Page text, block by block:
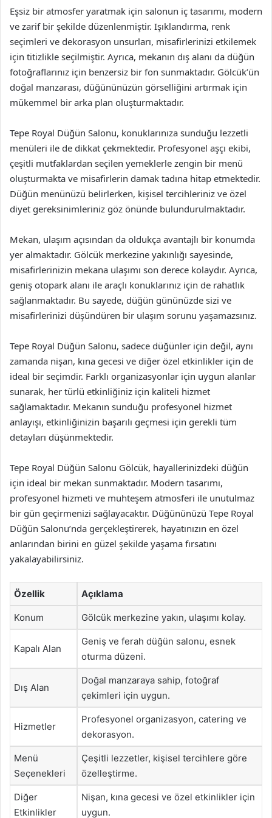
Eşsiz bir atmosfer yaratmak için salonun iç tasarımı, modern
ve zarif bir şekilde düzenlenmiştir. Işıklandırma, renk
seçimleri ve dekorasyon unsurları, misafirlerinizi etkilemek
için titizlikle seçilmiştir. Ayrıca, mekanın dış alanı da düğün
fotoğraflarınız için benzersiz bir fon sunmaktadır. Gölcük’ün
doğal manzarası, düğününüzün görselliğini artırmak için
mükemmel bir arka plan oluşturmaktadır.
Tepe Royal Düğün Salonu, konuklarınıza sunduğu lezzetli
menüleri ile de dikkat çekmektedir. Profesyonel aşçı ekibi,
çeşitli mutfaklardan seçilen yemeklerle zengin bir menü
oluşturmakta ve misafirlerin damak tadına hitap etmektedir.
Düğün menünüzü belirlerken, kişisel tercihleriniz ve özel
diyet gereksinimleriniz göz önünde bulundurulmaktadır.
Mekan, ulaşım açısından da oldukça avantajlı bir konumda
yer almaktadır. Gölcük merkezine yakınlığı sayesinde,
misafirlerinizin mekana ulaşımı son derece kolaydır. Ayrıca,
geniş otopark alanı ile araçlı konuklarınız için de rahatlık
sağlanmaktadır. Bu sayede, düğün gününüzde sizi ve
misafirlerinizi düşündüren bir ulaşım sorunu yaşamazsınız.
Tepe Royal Düğün Salonu, sadece düğünler için değil, aynı
zamanda nişan, kına gecesi ve diğer özel etkinlikler için de
ideal bir seçimdir. Farklı organizasyonlar için uygun alanlar
sunarak, her türlü etkinliğiniz için kaliteli hizmet
sağlamaktadır. Mekanın sunduğu profesyonel hizmet
anlayışı, etkinliğinizin başarılı geçmesi için gerekli tüm
detayları düşünmektedir.
Tepe Royal Düğün Salonu Gölcük, hayallerinizdeki düğün
için ideal bir mekan sunmaktadır. Modern tasarımı,
profesyonel hizmeti ve muhteşem atmosferi ile unutulmaz
bir gün geçirmenizi sağlayacaktır. Düğününüzü Tepe Royal
Düğün Salonu’nda gerçekleştirerek, hayatınızın en özel
anlarından birini en güzel şekilde yaşama fırsatını
yakalayabilirsiniz.
Özellik Açıklama
Konum Gölcük merkezine yakın, ulaşımı kolay.
Kapalı Alan
Geniş ve ferah düğün salonu, esnek
oturma düzeni.
Dış Alan
Doğal manzaraya sahip, fotoğraf
çekimleri için uygun.
Hizmetler
Profesyonel organizasyon, catering ve
dekorasyon.
Menü
Seçenekleri
Çeşitli lezzetler, kişisel tercihlere göre
özelleştirme.
Diğer
Etkinlikler
Nişan, kına gecesi ve özel etkinlikler için
uygun.